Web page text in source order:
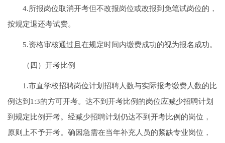
4.所报岗位取消开考但不改报岗位或改报到免笔试岗位的，
按规定退还考试费。
5.资格审核通过且在规定时间内缴费成功的视为报名成功。
（四）开考比例
1.市直学校招聘岗位计划招聘人数与实际报考缴费人数的比
例达到1:3的方可开考。达不到开考比例的岗位应减少招聘计划
到规定比例开考。经减少招聘计划仍达不到开考比例的岗位，
原则上不予开考。确因急需在当年补充人员的紧缺专业岗位，